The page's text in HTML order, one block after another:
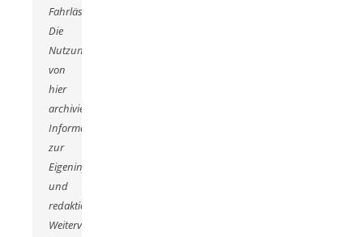
Fahrlässigkeit.
Die
Nutzung
von
hier
archivierten
Informationen
zur
Eigeninformation
und
redaktionellen
Weiterverarbeitung